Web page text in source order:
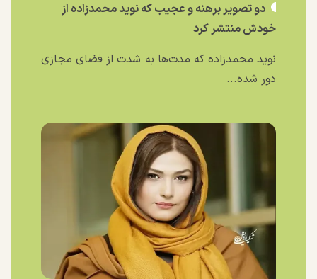
دو تصویر برهنه و عجیب که نوید محمدزاده از
خودش منتشر کرد
نوید محمدزاده که مدت‌ها به شدت از فضای مجازی
دور شده...